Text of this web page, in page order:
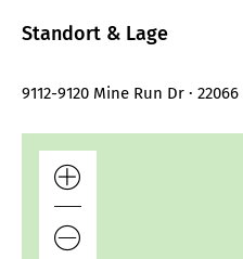
Standort & Lage
9112-9120 Mine Run Dr · 22066